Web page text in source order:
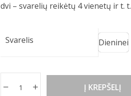
dvi – svarelių reikėtų 4 vienetų ir t. t.
Svarelis Dieninei
Į KREPŠELĮ